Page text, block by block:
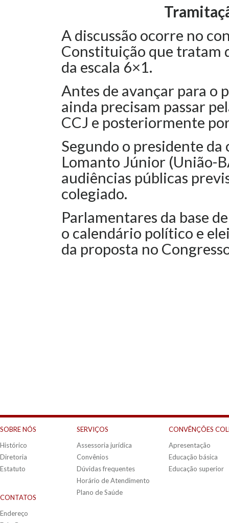
A discussão ocorre no
Constituição que tratam
da escala 6×1.
Antes de avançar para o
ainda precisam passar
CCJ e posteriormente
Segundo o presidente
Lomanto Júnior (União-
audiências públicas
colegiado.
Parlamentares da base
o calendário político e
da proposta no
SOBRE NÓS
Histórico
Diretoria
Estatuto
CONTATOS
Endereço
SERVIÇOS
Assessoria jurídica
Convênios
Dúvidas frequentes
Horário de Atendimento
Plano de Saúde
CONVÊNÇÕES
Apresentação
Educação básica
Educação superior